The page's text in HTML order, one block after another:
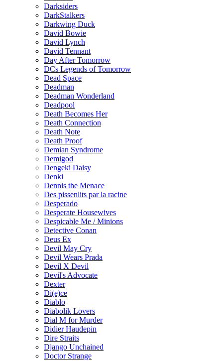
Darksiders
DarkStalkers
Darkwing Duck
David Bowie
David Lynch
David Tennant
Day After Tomorrow
DCs Legends of Tomorrow
Dead Space
Deadman
Deadman Wonderland
Deadpool
Death Becomes Her
Death Connection
Death Note
Death Proof
Demian Syndrome
Demigod
Dengeki Daisy
Denki
Dennis the Menace
Des pissenlits par la racine
Desperado
Desperate Housewives
Despicable Me / Minions
Detective Conan
Deus Ex
Devil May Cry
Devil Wears Prada
Devil X Devil
Devil's Advocate
Dexter
Di(e)ce
Diablo
Diabolik Lovers
Dial M for Murder
Didier Haudepin
Dire Straits
Django Unchained
Doctor Strange